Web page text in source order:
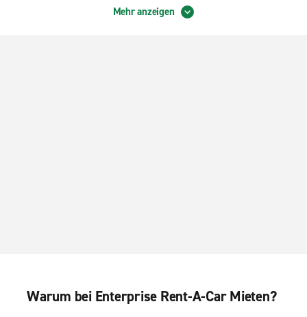
Mehr anzeigen
Warum bei Enterprise Rent-A-Car Mieten?